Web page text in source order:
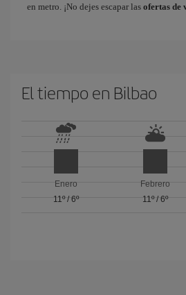
en metro. ¡No dejes escapar las ofertas de
El tiempo en Bilbao
Enero
11º/ 6º
Febrero
11º/ 6º